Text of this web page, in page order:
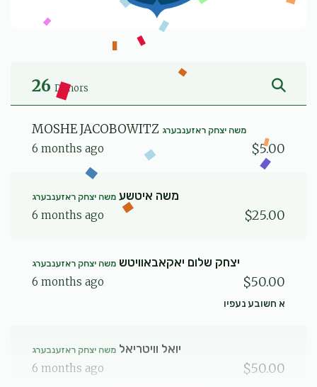
26 Donors
MOSHE JACOBOWITZ משה יצחק ראזענבערג
6 months ago $5.00
משה איטשע משה יצחק ראזענבערג
6 months ago $25.00
יצחק שלום יאקאבאוויטש משה יצחק ראזענבערג
6 months ago $50.00
א חשובע נעפיו
יואל וויטריאל משה יצחק ראזענבערג
6 months ago $50.00